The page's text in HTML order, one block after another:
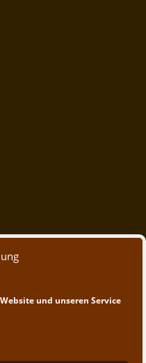
und unseren Service